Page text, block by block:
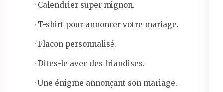
· Calendrier super mignon.
· T-shirt pour annoncer votre mariage.
· Flacon personnalisé.
· Dites-le avec des friandises.
· Une énigme annonçant son mariage.